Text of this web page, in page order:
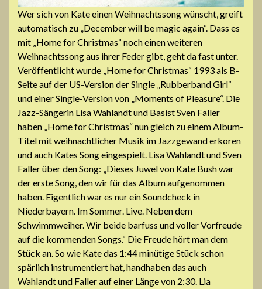
Wer sich von Kate einen Weihnachtssong wünscht, greift
automatisch zu „December will be magic again“. Dass es
mit „Home for Christmas“ noch einen weiteren
Weihnachtssong aus ihrer Feder gibt, geht da fast unter.
Veröffentlicht wurde „Home for Christmas“ 1993 als B-
Seite auf der US-Version der Single „Rubberband Girl“
und einer Single-Version von „Moments of Pleasure“. Die
Jazz-Sängerin Lisa Wahlandt und Basist Sven Faller
haben „Home for Christmas“ nun gleich zu einem Album-
Titel mit weihnachtlicher Musik im Jazzgewand erkoren
und auch Kates Song eingespielt. Lisa Wahlandt und Sven
Faller über den Song: „Dieses Juwel von Kate Bush war
der erste Song, den wir für das Album aufgenommen
haben. Eigentlich war es nur ein Soundcheck in
Niederbayern. Im Sommer. Live. Neben dem
Schwimmweiher. Wir beide barfuss und voller Vorfreude
auf die kommenden Songs.“ Die Freude hört man dem
Stück an. So wie Kate das 1:44 minütige Stück schon
spärlich instrumentiert hat, handhaben das auch
Wahlandt und Faller auf einer Länge von 2:30. Lia